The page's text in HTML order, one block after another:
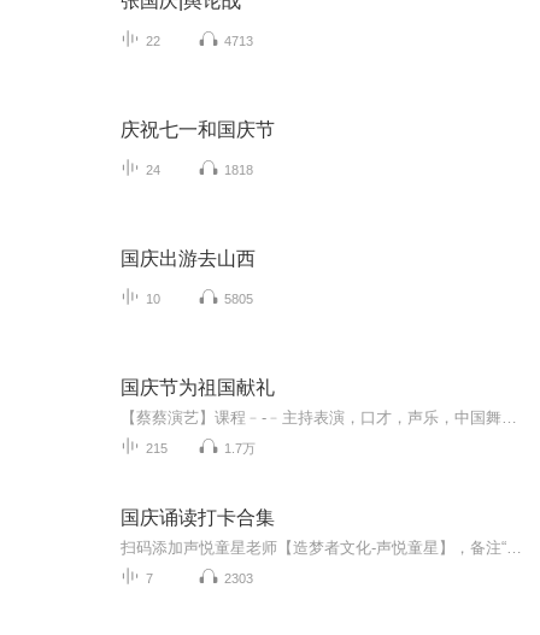
22 4713
庆祝七一和国庆节
24 1818
国庆出游去山西
10 5805
国庆节为祖国献礼
215 1.7万
国庆诵读打卡合集
7 2303